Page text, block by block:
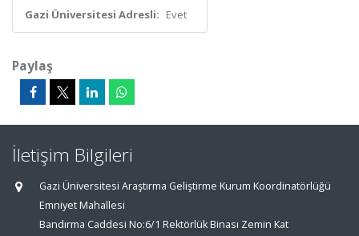
Gazi Üniversitesi Adresli: Evet
Paylaş
İletişim Bilgileri
Gazi Üniversitesi Araştırma Geliştirme Kurum Koordinatörlüğü
Emniyet Mahallesi
Bandırma Caddesi No:6/1 Rektörlük Binası Zemin Kat